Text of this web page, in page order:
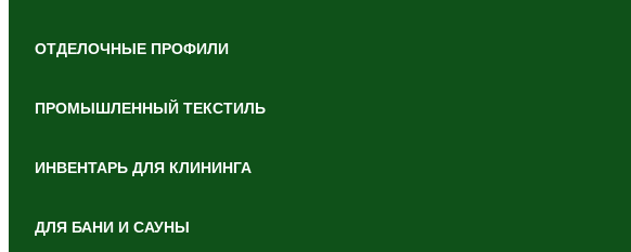
ОТДЕЛОЧНЫЕ ПРОФИЛИ
ПРОМЫШЛЕННЫЙ ТЕКСТИЛЬ
ИНВЕНТАРЬ ДЛЯ КЛИНИНГА
ДЛЯ БАНИ И САУНЫ